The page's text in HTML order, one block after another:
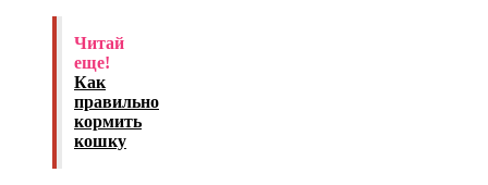
Читай
еще!
Как
правильно
кормить
кошку